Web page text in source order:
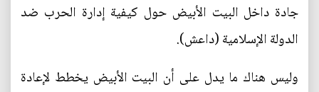
جادة داخل البيت الأبيض حول كيفية إدارة الحرب ضد
الدولة الإسلامية (داعش).
وليس هناك ما يدل على أن البيت الأبيض يخطط لإعادة